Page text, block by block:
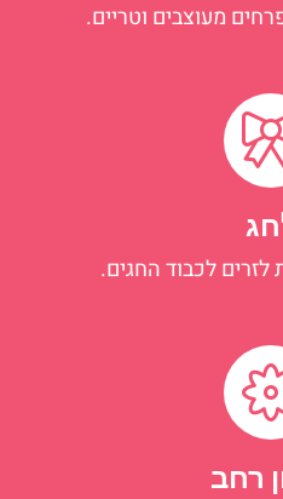
מעוצבים וטריים.
לזרים לכבוד החגים.
רחב